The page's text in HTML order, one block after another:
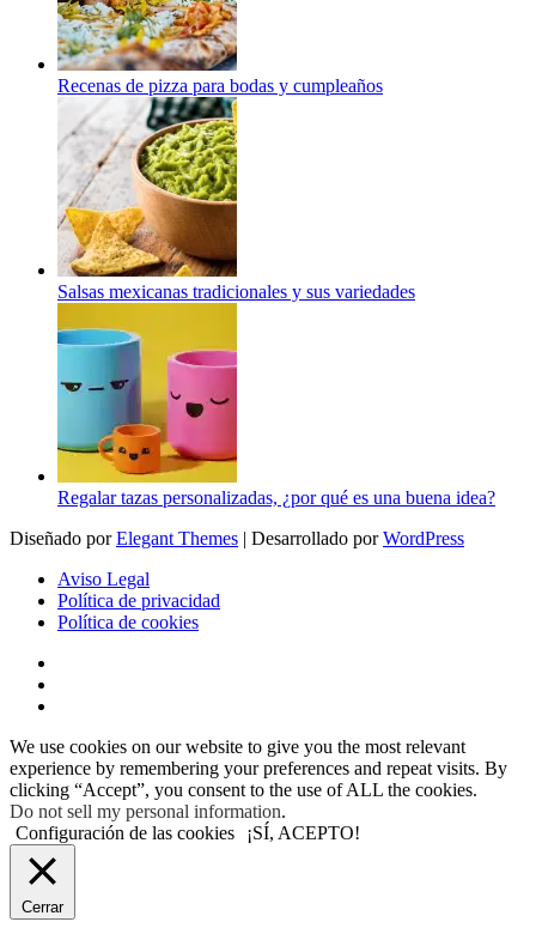
Recenas de pizza para bodas y cumpleaños
Salsas mexicanas tradicionales y sus variedades
Regalar tazas personalizadas, ¿por qué es una buena idea?
Diseñado porElegant Themes | Desarrollado porWordPress
Aviso Legal
Política de privacidad
Política de cookies
We use cookies on our website to give you the most relevant
experience by remembering your preferences and repeat visits. By
clicking “Accept”, you consent to the use of ALL the cookies.
Do not sell my personal information.
Configuración de las cookies
¡SÍ, ACEPTO!
Cerrar